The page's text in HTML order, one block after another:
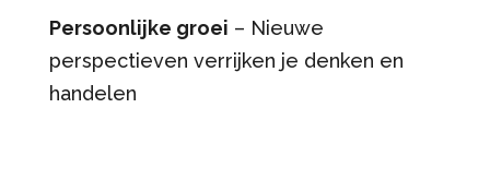
Persoonlijke groei – Nieuwe
perspectieven verrijken je denken en
handelen